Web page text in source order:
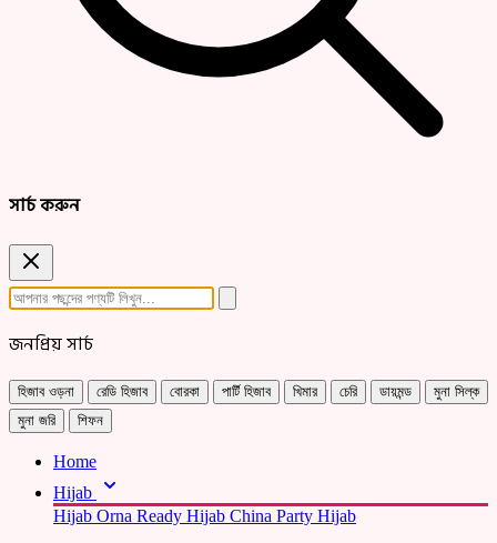
সার্চ করুন
জনপ্রিয় সার্চ
হিজাব ওড়না রেডি হিজাব বোরকা পার্টি হিজাব খিমার চেরি ডায়মন্ড
মুনা সিল্ক
মুনা জরি
শিফন
Home
Hijab
Hijab Orna Ready Hijab China Party Hijab